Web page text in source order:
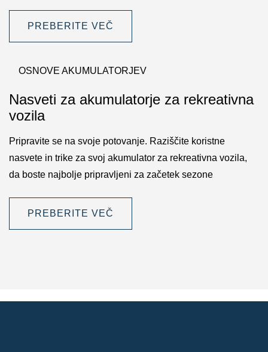
PREBERITE VEČ
OSNOVE AKUMULATORJEV
Nasveti za akumulatorje za rekreativna
vozila
Pripravite se na svoje potovanje. Raziščite koristne
nasvete in trike za svoj akumulator za rekreativna vozila,
da boste najbolje pripravljeni za začetek sezone
PREBERITE VEČ